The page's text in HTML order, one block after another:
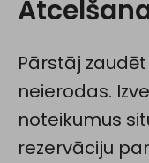
Pārstāj
neierodas.
noteikumus
rezervāciju